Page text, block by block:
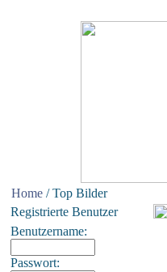
Home / Top Bilder
Registrierte Benutzer
Benutzername:
Passwort: